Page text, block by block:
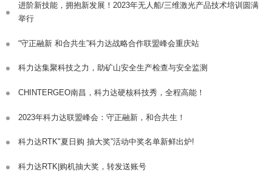
进阶新技能，拥抱新发展！2023年无人船/三维激光产品技术培训圆满
举行
“守正融新 和合共生”科力达战略合作联盟峰会重庆站
科力达集聚科技之力，助矿山安全生产检查与安全监测
CHINTERGEO南昌，科力达硬核科技秀，全程高能！
2023年科力达联盟峰会：守正融新，和合共生！
科力达RTK"夏日购 抽大奖”活动中奖名单新鲜出炉!
科力达RTK|购机抽大奖，转发送账号